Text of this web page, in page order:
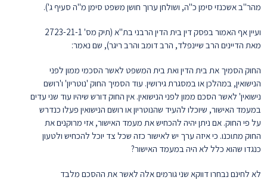
מהר"ב אשכנזי סימן כ"ה, ושולחן ערוך חושן משפט סימן מ"ה סעיף ג').
ועיין אף האמור בפסק דין בית הדין הרבני בת"א (תיק מס' 2723-21-1
מאת הדיינים הרב שיינפלד, הרב דומב והרב ריגר), שם נאמר:
החוק הסמיך את בית הדין ואת בית המשפט לאשר הסכמי ממון לפני
הנישואין, במהלכן או במסגרת גירושין. עוד הסמיך החוק 'נוטריון' ו'רושם
נישואין' לאשר הסכם ממון לפני הנישואין. אין החוק דורש שיהיו עוד שני עדים
במעמד האישור, שיוכלו להעיד שהנוטריון או רושם הנישואין פעלו כנדרש
על פי החוק. אם ניתן יהיה להכחיש את מעמד האישור, אזי מרוקנים את
החוק מתוכנו. כי איזה ערך יש לאישור כזה שכל צד יוכל להכחיש ולטעון
כנגדו שהוא כלל לא היה במעמד האישור?
לא לחינם נבחרו דווקא שני גורמים אלה לאשר את ההסכם מלבד